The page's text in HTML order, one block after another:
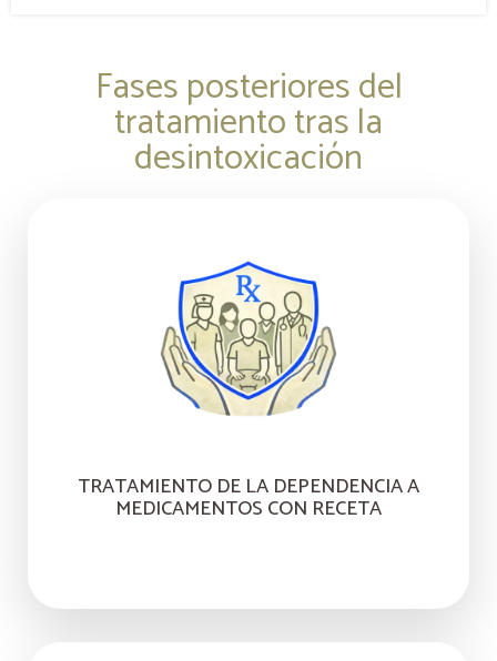
Fases posteriores del
tratamiento tras la
desintoxicación
TRATAMIENTO DE LA DEPENDENCIA A
MEDICAMENTOS CON RECETA